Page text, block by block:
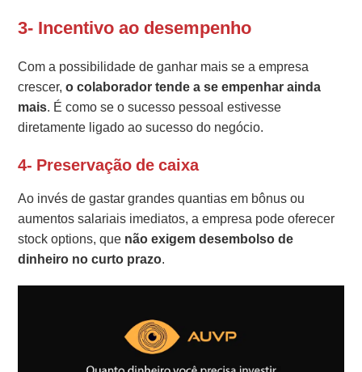
3- Incentivo ao desempenho
Com a possibilidade de ganhar mais se a empresa
crescer, o colaborador tende a se empenhar ainda
mais. É como se o sucesso pessoal estivesse
diretamente ligado ao sucesso do negócio.
4- Preservação de caixa
Ao invés de gastar grandes quantias em bônus ou
aumentos salariais imediatos, a empresa pode oferecer
stock options, que não exigem desembolso de
dinheiro no curto prazo.